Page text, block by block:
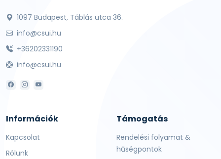
1097 Budapest, Táblás utca 36.
info@csui.hu
+36202331190
info@csui.hu
Információk
Kapcsolat
Rólunk
Támogatás
Rendelési folyamat &
hűségpontok